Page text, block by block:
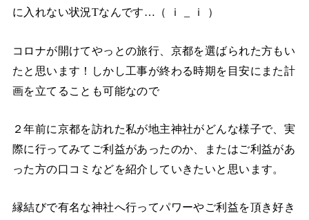
に入れない状況Tなんです…（ ｉ _ ｉ ）
コロナが開けてやっとの旅行、京都を選ばられた方もい
たと思います！しかし工事が終わる時期を目安にまた計
画を立てることも可能なので
２年前に京都を訪れた私が地主神社がどんな様子で、実
際に行ってみてご利益があったのか、またはご利益があ
った方の口コミなどを紹介していきたいと思います。
縁結びで有名な神社へ行ってパワーやご利益を頂き好き